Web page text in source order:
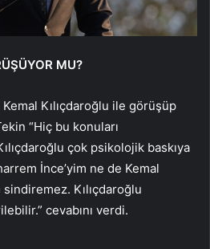
MU?
Kılıçdaroğlu ile görüşüp
“Hiç bu konuları
çok psikolojik baskıya
İnce’yim ne de Kemal
Kılıçdaroğlu
cevabını verdi.